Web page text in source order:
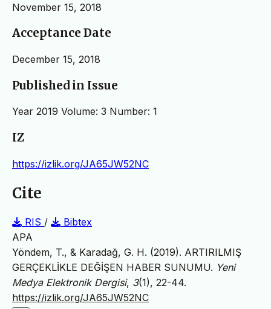
November 15, 2018
Acceptance Date
December 15, 2018
Published in Issue
Year 2019 Volume: 3 Number: 1
IZ
https://izlik.org/JA65JW52NC
Cite
RIS /
Bibtex
APA
Yöndem, T., & Karadağ, G. H. (2019). ARTIRILMIŞ
GERÇEKLİKLE DEĞİŞEN HABER SUNUMU. Yeni
Medya Elektronik Dergisi, 3(1), 22-44.
https://izlik.org/JA65JW52NC